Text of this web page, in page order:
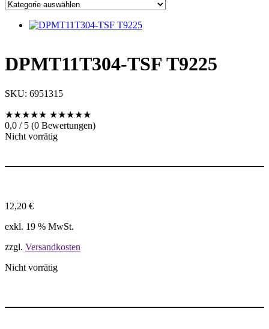
DPMT11T304-TSF T9225
SKU: 6951315
★★★★★ ★★★★★
0,0 / 5 (0 Bewertungen)
Nicht vorrätig
12,20 €
exkl. 19 % MwSt.
zzgl. Versandkosten
Nicht vorrätig